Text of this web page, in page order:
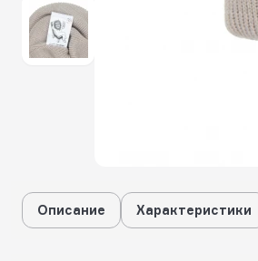
Описание Характеристики